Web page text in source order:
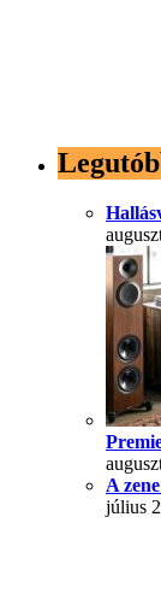
A
július